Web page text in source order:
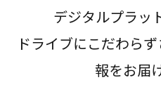
デジタルプラッ
ドライブにこだわら
報をお届